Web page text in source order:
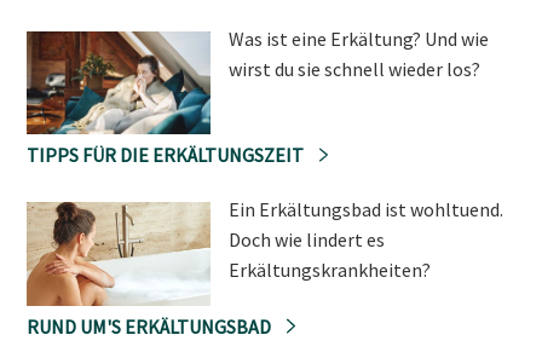
Was ist eine Erkältung? Und wie
wirst du sie schnell wieder los?
TIPPS FÜR DIE ERKÄLTUNGSZEIT
Ein Erkältungsbad ist wohltuend.
Doch wie lindert es
Erkältungskrankheiten?
RUND UM'S ERKÄLTUNGSBAD